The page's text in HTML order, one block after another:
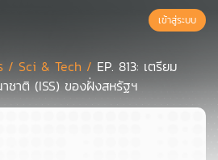
เข้าสู่ระบบ
/ Sci & Tech / EP. 813: เตรียม
ชาติ (ISS) ของฝั่งสหรัฐฯ